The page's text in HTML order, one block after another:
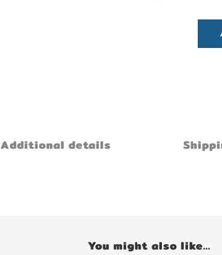
Additional details
You might also like...